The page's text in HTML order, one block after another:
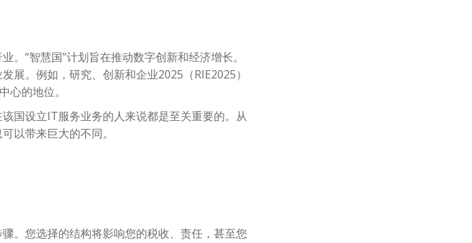
“智慧国”计划旨在推动数字创新和经济增长。
展。例如，研究、创新和企业2025（RIE2025）
心的地位。
国设立IT服务业务的人来说都是至关重要的。从
以带来巨大的不同。
。您选择的结构将影响您的税收、责任，甚至您